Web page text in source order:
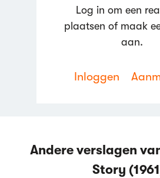
Reageren
Log in om een
plaatsen of maak
aan.
Inloggen
Andere verslagen
Story